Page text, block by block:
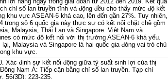
chỉ số lan truyền tĩnh và động đều cho thấy mức độ kết
khu vực ASEAN-6 khá cao, lên đến gần 27%. Tuy nhiên,
trong số 6 quốc gia này thực sự có kết nối chặt chẽ gồm
Malaysia, Thái Lan và Singapore. Việt Nam và
có mức độ kết nối với thị trường ASEAN-6 khá yếu.
Malaysia và Singapore là hai quốc gia đóng vai trò chủ
khu vực.
Xác định sự kết nối động giữa tỷ suất sinh lợi của thị
Nam Á: Tiếp cận bằng chỉ số lan truyền. Tạp chí
56(3D): 223-235.